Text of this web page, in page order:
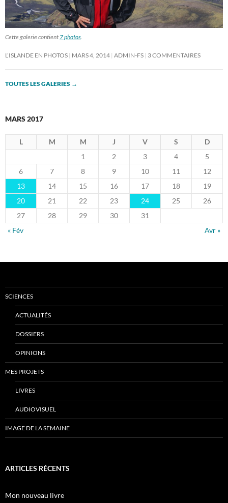
Cette galerie contient 7 photos
L’ISLANDE EN PHOTOS MARS 4, 2014 ADMIN-FS 3 COMMENTAIRES
TOUTES LES GALERIES →
MARS 2017
L M M J V S
D
1
2 3 4
5
6
7 8 9 10 11
12
13
14 15 16 17 18
19
20
21 22 23 24 25
26
27
28 29 30
31
« Fév
Avr »
SCIENCES
ACTUALITÉS
DOSSIERS
OPINIONS
MES PROJETS
LIVRES
AUDIOVISUEL
IMAGE DE LA SEMAINE
ARTICLES RÉCENTS
Mon nouveau livre